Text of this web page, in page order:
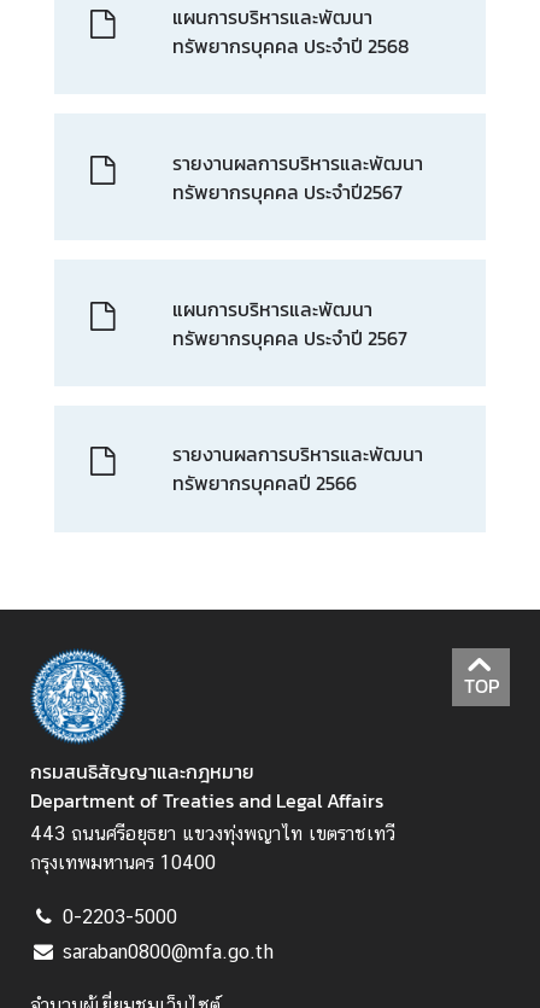
ข้
อ
ง
ก
า
ร
ส่
ง
ส
ริ
แผนการบริหารและพัฒนา
ทรัพยากรบุคคล ประจำปี 2568
รายงานผลการบริหารและพัฒนา
ทรัพยากรบุคคล ประจำปี2567
แผนการบริหารและพัฒนา
ทรัพยากรบุคคล ประจำปี 2567
รายงานผลการบริหารและพัฒนา
ทรัพยากรบุคคลปี 2566
TOP
กรมสนธิสัญญาและกฎหมาย
Department of Treaties and Legal Affairs
443 ถนนศรีอยุธยา แขวงทุ่งพญาไท เขตราชเทวี
กรุงเทพมหานคร 10400
0-2203-5000
saraban0800@mfa.go.th